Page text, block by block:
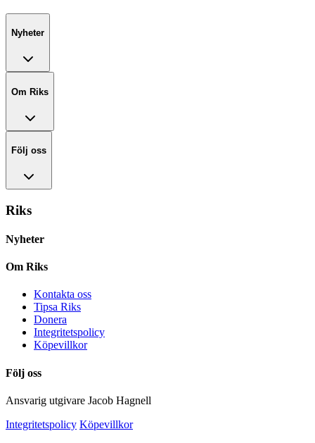
Nyheter
Om Riks
Följ oss
Riks
Nyheter
Om Riks
Kontakta oss
Tipsa Riks
Donera
Integritetspolicy
Köpevillkor
Följ oss
Ansvarig utgivare Jacob Hagnell
Integritetspolicy Köpevillkor